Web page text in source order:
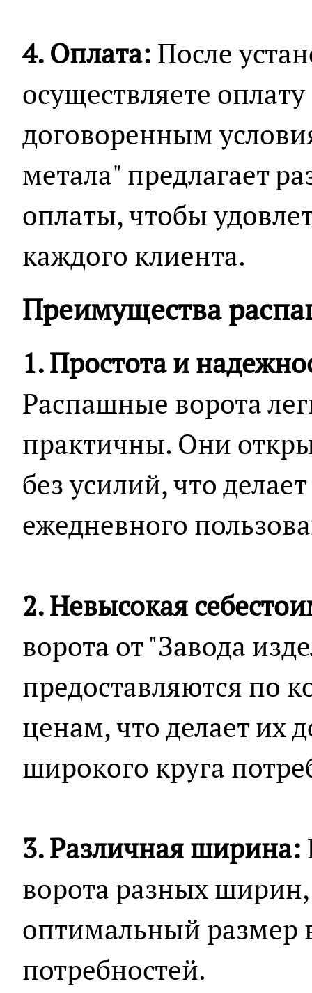
4. Оплата: После
осуществляете оплату
договоренным
метала" предлагает
оплаты, чтобы
каждого клиента.
Преимущества
1. Простота и
Распашные ворота
практичны. Они
без усилий, что
ежедневного
2. Невысокая
ворота от "Завода
предоставляются по
ценам, что делает их
широкого круга
3. Различная ширина:
ворота разных
оптимальный размер
потребностей.